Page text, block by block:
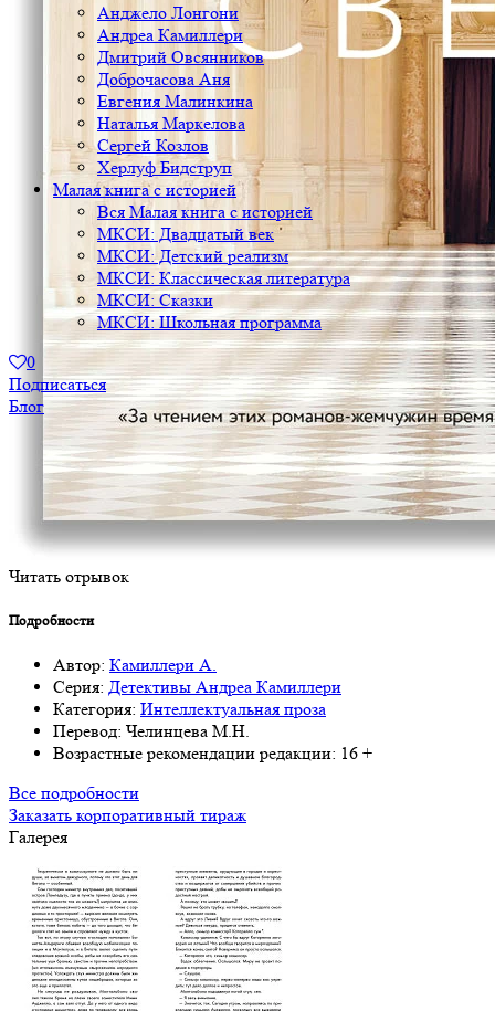
Анджело Лонгони
Андреа Камиллери
Дмитрий Овсянников
Доброчасова Аня
Евгения Малинкина
Наталья Маркелова
Сергей Козлов
Херлуф Бидструп
Малая книга с историей
Вся Малая книга с историей
МКСИ: Двадцатый век
МКСИ: Детский реализм
МКСИ: Классическая литература
МКСИ: Сказки
МКСИ: Школьная программа
0
Подписаться
Блог
Читать отрывок
Подробности
Автор: Камиллери А.
Серия: Детективы Андреа Камиллери
Категория: Интеллектуальная проза
Перевод: Челинцева М.Н.
Возрастные рекомендации редакции: 16 +
Все подробности
Заказать корпоративный тираж
Галерея